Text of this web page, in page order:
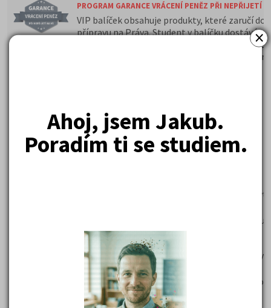
×
Ahoj, jsem Jakub.
Poradím ti se studiem.
PROGRAM GARANCE VRÁCENÍ PENĚZ PŘI NEPŘIJETÍ
VIP balíček obsahuje produkty, které zaručí
přípravu na Práva. Student v balíčku dostává
vybrané učebnice k přijímacím zkouškám vybrané našimi
garanci vrácení peněz při nepřijetí na VŠ, aktualizované
Proč si vybrat tento VIP balíček?
Kurz je složen ze 3 okruhů OSP, ZSV, TSP.
Studenti se připravují na Testy NSZ SCIO OSP, ZSV, TSP MU
u nultých ročníků
Program GARANCE je pro studenty výhodným bonusem ke
Přípravný kurz + učebnice (nultý ročník) na právnické fakulty
v hodnotě 10360,- Kč
Studijní předpoklady a základy logiky - teorie a příklady za